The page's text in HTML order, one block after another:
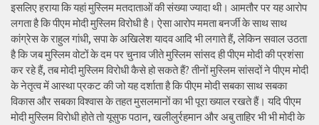
इसलिए हराया कि यहां मुस्लिम मतदाताओं की संख्या ज्यादा थी। आमतौर पर यह आरोप
लगता है कि पीएम मोदी मुस्लिम विरोधी है। ऐसा आरोप ममता बनर्जी के साथ साथ
कांग्रेस के राहुल गांधी, सपा के अखिलेश यादव आदि भी लगाते हैं, लेकिन सवाल उठता
है कि जब मुस्लिम वोटों के दम पर चुनाव जीते मुस्लिम सांसद ही पीएम मोदी की प्रशंसा
कर रहे हैं, तब मोदी मुस्लिम विरोधी कैसे हो सकते हैं? तीनों मुस्लिम सांसदों ने पीएम मोदी
के नेतृत्व में आस्था प्रकट की जो यह दर्शाता है कि पीएम मोदी सबका साथ सबका
विकास और सबका विश्वास के तहत मुसलमानों का भी पूरा ख्याल रखते हैं। यदि पीएम
मोदी मुस्लिम विरोधी होते तो यूसुफ पठान, खलीलुर्रहमान और अबु ताहिर भी भी मोदी के